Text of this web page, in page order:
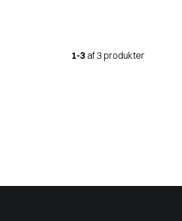
1-3 af 3 produkter